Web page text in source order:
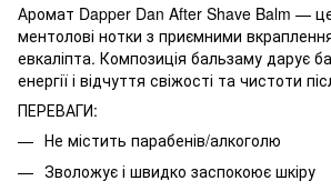
Аромат Dapper Dan After Shave Balm —
ментолові нотки з приємними
евкаліпта. Композиція бальзаму дарує
енергії і відчуття свіжості та чистоти
ПЕРЕВАГИ:
Не містить парабенів/алкоголю
Зволожує і швидко заспокоює шкіру